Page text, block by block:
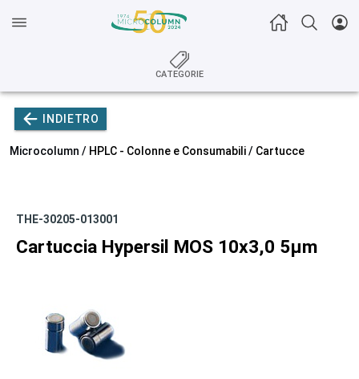
CATEGORIE
INDIETRO
Microcolumn / HPLC - Colonne e Consumabili/ Cartucce
THE-30205-013001
Cartuccia Hypersil MOS 10x3,0 5µm